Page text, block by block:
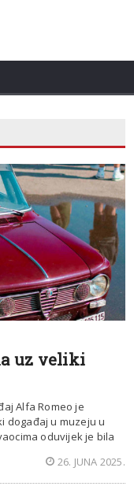
uz veliki
Alfa Romeo je
događaj u muzeju u
oduvijek je bila
26. JUNA 2025.